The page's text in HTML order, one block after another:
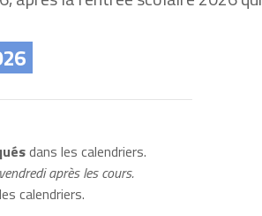
dans les calendriers.
après les cours.
calendriers.